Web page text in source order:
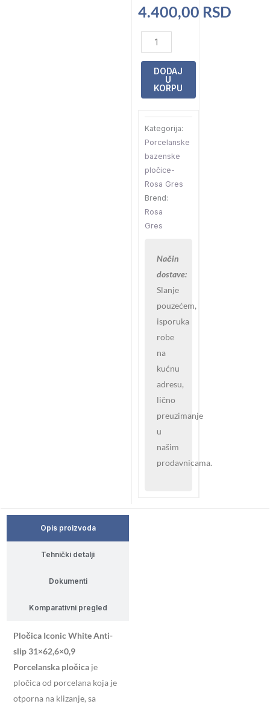
4.400,00 RSD
Pločica
Iconic
White
Anti-
Slip
količina
DODAJ
U
KORPU
Kategorija:
Porcelanske
bazenske
pločice-
Rosa Gres
Brend:
Rosa
Gres
Način
dostave:
Slanje
pouzećem,
isporuka
robe
na
kućnu
adresu,
lično
preuzimanje
u
našim
prodavnicama.
Opis proizvoda
Tehnički detalji
Dokumenti
Komparativni pregled
Pločica Iconic White Anti-
slip 31×62,6×0,9
Porcelanska pločica je
pločica od porcelana koja je
otporna na klizanje, sa